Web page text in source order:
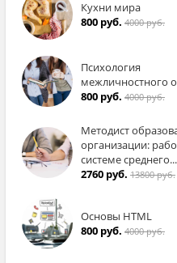
Кухни мира
800 руб. 4000 руб.
Психология
межличностного
800 руб. 4000 руб.
Методист
организации:
системе среднего...
2760 руб. 13800 руб.
Основы HTML
800 руб. 4000 руб.